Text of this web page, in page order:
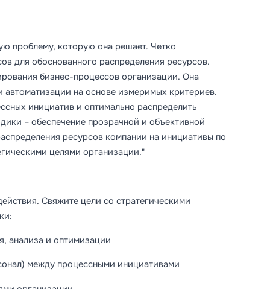
проблему, которую она решает. Четко
для обоснованного распределения ресурсов.
бизнес-процессов организации. Она
на основе измеримых критериев.
инициатив и оптимально распределить
– обеспечение прозрачной и объективной
ресурсов компании на инициативы по
целями организации."
Свяжите цели со стратегическими
анализа и оптимизации
между процессными инициативами